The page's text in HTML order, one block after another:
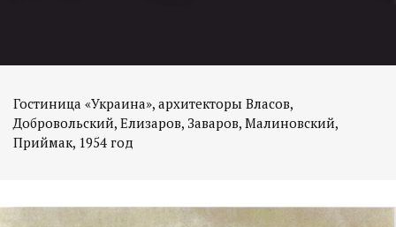
Гостиница «Украина», архитекторы Власов,
Добровольский, Елизаров, Заваров, Малиновский,
Приймак, 1954 год